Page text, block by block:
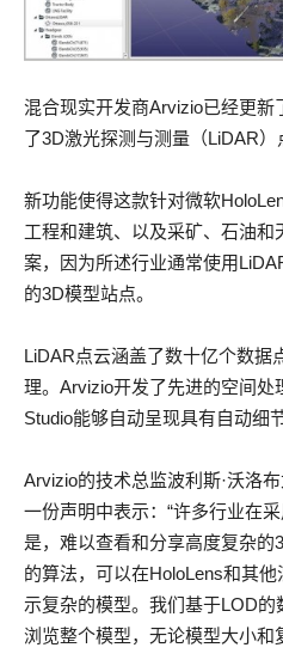
混合现实开发商Arvizio已经更新
了3D激光探测与测量（LiDAR）
新功能使得这款针对微软
工程和建筑、以及采矿、石油和
案，因为所述行业通常使用
的3D模型站点。
LiDAR点云涵盖了数十亿个数据
理。Arvizio开发了先进的空间处
Studio能够自动呈现具有自动细
Arvizio的技术总监波利斯·沃洛
一份声明中表示：“许多行业在
是，难以查看和分享高度复杂的
的算法，可以在HoloLens和其
示复杂的模型。我们基于LOD
浏览整个模型，无论模型大小和